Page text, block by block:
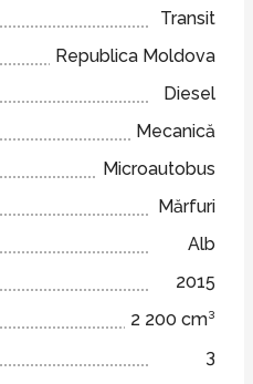
Transit
Republica Moldova
Diesel
Mecanică
Microautobus
Mărfuri
Alb
2015
2 200 cm³
3